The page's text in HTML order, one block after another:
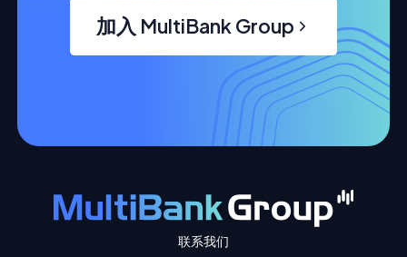
加入 MultiBank Group
联系我们